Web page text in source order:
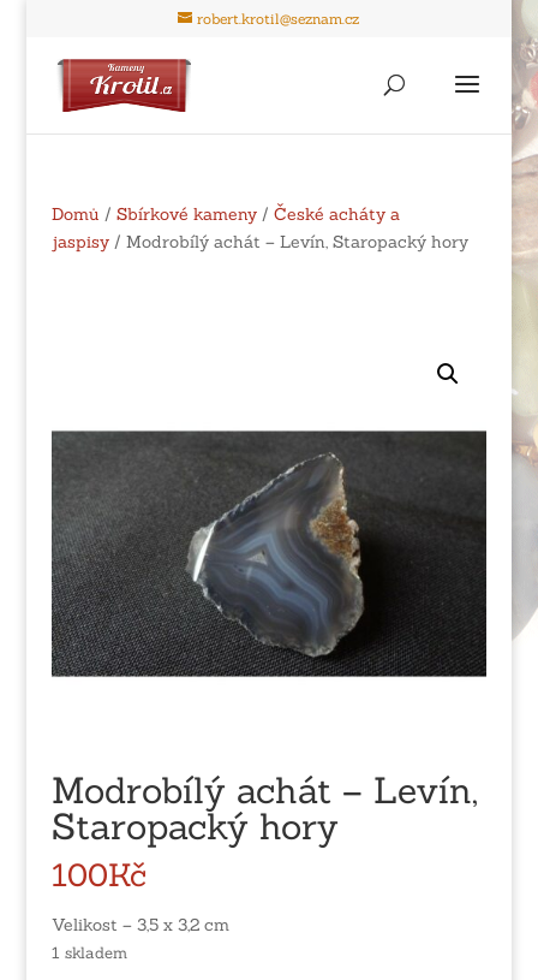
robert.krotil@seznam.cz
Domů / Sbírkové kameny/ České acháty a
jaspisy/ Modrobílý achát – Levín, Staropacký hory
Modrobílý achát – Levín,
Staropacký hory
100Kč
Velikost – 3,5 x 3,2 cm
1 skladem